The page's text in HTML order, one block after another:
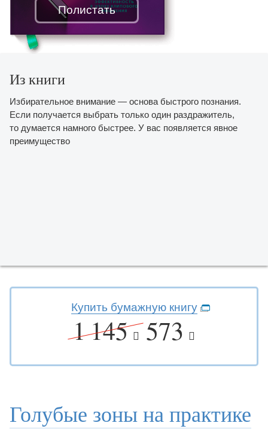
Полистать
Из книги
Избирательное внимание — основа быстрого познания.
Если получается выбрать только один раздражитель,
то думается намного быстрее. У вас появляется явное
преимущество
Купить бумажную книгу
1 145 573
Голубые зоны на практике